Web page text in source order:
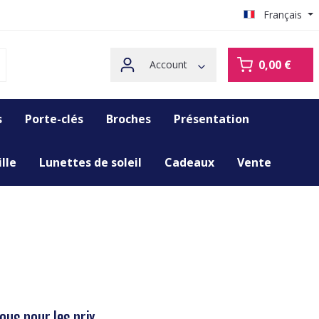
Français
Account 0,00 €
Porte-clés Broches Présentation
Lunettes de soleil Cadeaux Vente